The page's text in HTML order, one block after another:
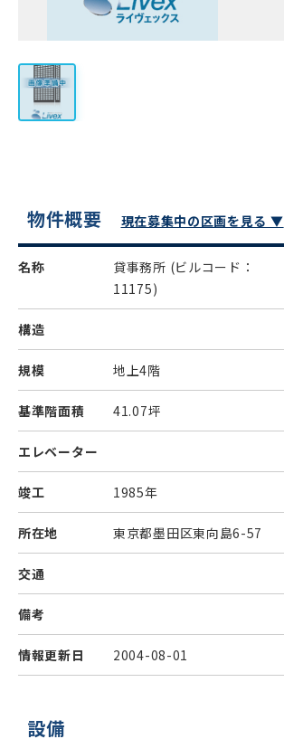
物件概要 現在募集中の区画を見る ▼
名称 貸事務所 (ビルコード：
11175)
構造
規模 地上4階
基準階面積 41.07坪
エレベーター
竣工 1985年
所在地 東京都墨田区東向島6-57
交通
備考
情報更新日 2004-08-01
設備